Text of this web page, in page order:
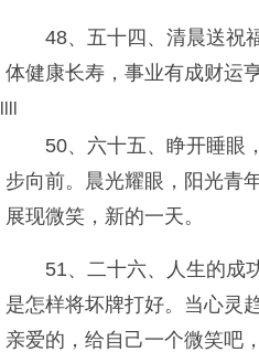
48、五十四、清晨送祝
体健康长寿，事业有成财运亨
50、六十五、睁开睡眼
步向前。晨光耀眼，阳光青
展现微笑，新的一天。
51、二十六、人生的成
是怎样将坏牌打好。当心灵
亲爱的，给自己一个微笑吧